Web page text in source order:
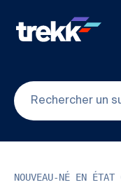
NOUVEAU-NÉ EN ÉTAT